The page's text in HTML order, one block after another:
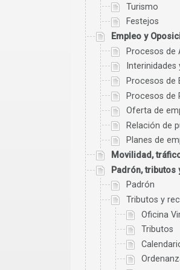
Turismo
Festejos
Empleo y
Procesos de
Procesos de
Procesos de
Oferta de
Relación de
Planes de
Movilidad,
Padrón, tributos
Padrón
Tributos y
Oficina
Tributos